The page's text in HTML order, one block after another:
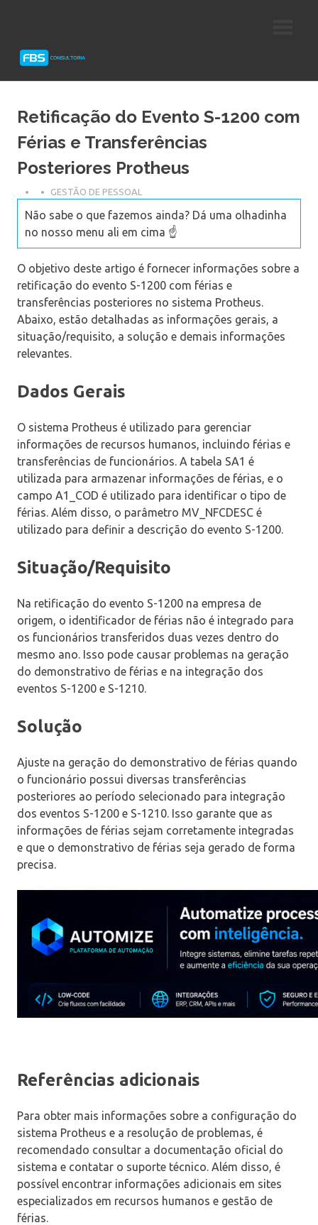
Protheus
Retificação do Evento S-1200 com
Férias e Transferências
Posteriores Protheus
GESTÃO DE PESSOAL
Não sabe o que fazemos ainda? Dá uma olhadinha
no nosso menu ali em cima ☝️
O objetivo deste artigo é fornecer informações sobre a
retificação do evento S-1200 com férias e
transferências posteriores no sistema Protheus.
Abaixo, estão detalhadas as informações gerais, a
situação/requisito, a solução e demais informações
relevantes.
Dados Gerais
O sistema Protheus é utilizado para gerenciar
informações de recursos humanos, incluindo férias e
transferências de funcionários. A tabela SA1 é
utilizada para armazenar informações de férias, e o
campo A1_COD é utilizado para identificar o tipo de
férias. Além disso, o parâmetro MV_NFCDESC é
utilizado para definir a descrição do evento S-1200.
Situação/Requisito
Na retificação do evento S-1200 na empresa de
origem, o identificador de férias não é integrado para
os funcionários transferidos duas vezes dentro do
mesmo ano. Isso pode causar problemas na geração
do demonstrativo de férias e na integração dos
eventos S-1200 e S-1210.
Solução
Ajuste na geração do demonstrativo de férias quando
o funcionário possui diversas transferências
posteriores ao período selecionado para integração
dos eventos S-1200 e S-1210. Isso garante que as
informações de férias sejam corretamente integradas
e que o demonstrativo de férias seja gerado de forma
precisa.
Referências adicionais
Para obter mais informações sobre a configuração do
sistema Protheus e a resolução de problemas, é
recomendado consultar a documentação oficial do
sistema e contatar o suporte técnico. Além disso, é
possível encontrar informações adicionais em sites
especializados em recursos humanos e gestão de
férias.